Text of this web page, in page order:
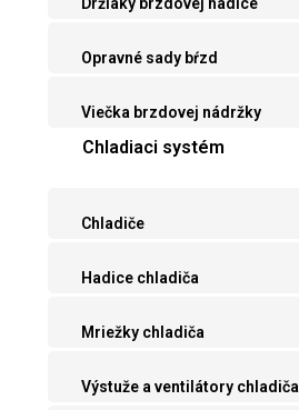
Opravné sady bŕzd
Viečka brzdovej nádržky
Chladiaci systém
Chladiče
Hadice chladiča
Mriežky chladiča
Výstuže a ventilátory chladiča